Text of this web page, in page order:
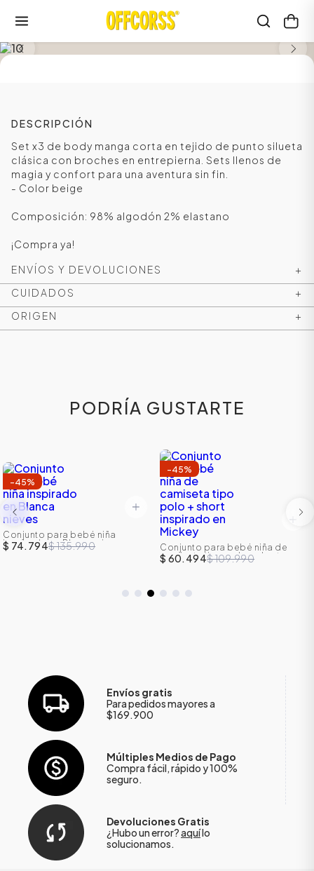
DESCRIPCIÓN
Set x3 de body manga corta en tejido de punto silueta
clásica con broches en entrepierna. Sets llenos de
magia y confort para una aventura sin fin.
- Color beige
Composición: 98% algodón 2% elastano
¡Compra ya!
ENVÍOS Y DEVOLUCIONES
+
CUIDADOS
+
ORIGEN
+
PODRÍA GUSTARTE
-45%
Conjunto para bebé niña
inspirado en Blanca nieves
$ 74.794$ 135.990
-45%
Conjunto para bebé niña de
camiseta tipo polo + short
inspirado en Mickey
$ 60.494$ 109.990
Envíos gratis
Para pedidos mayores a
$169.900
Múltiples Medios de Pago
Compra fácil, rápido y 100%
seguro.
Devoluciones Gratis
¿Hubo un error?aquílo
solucionamos.